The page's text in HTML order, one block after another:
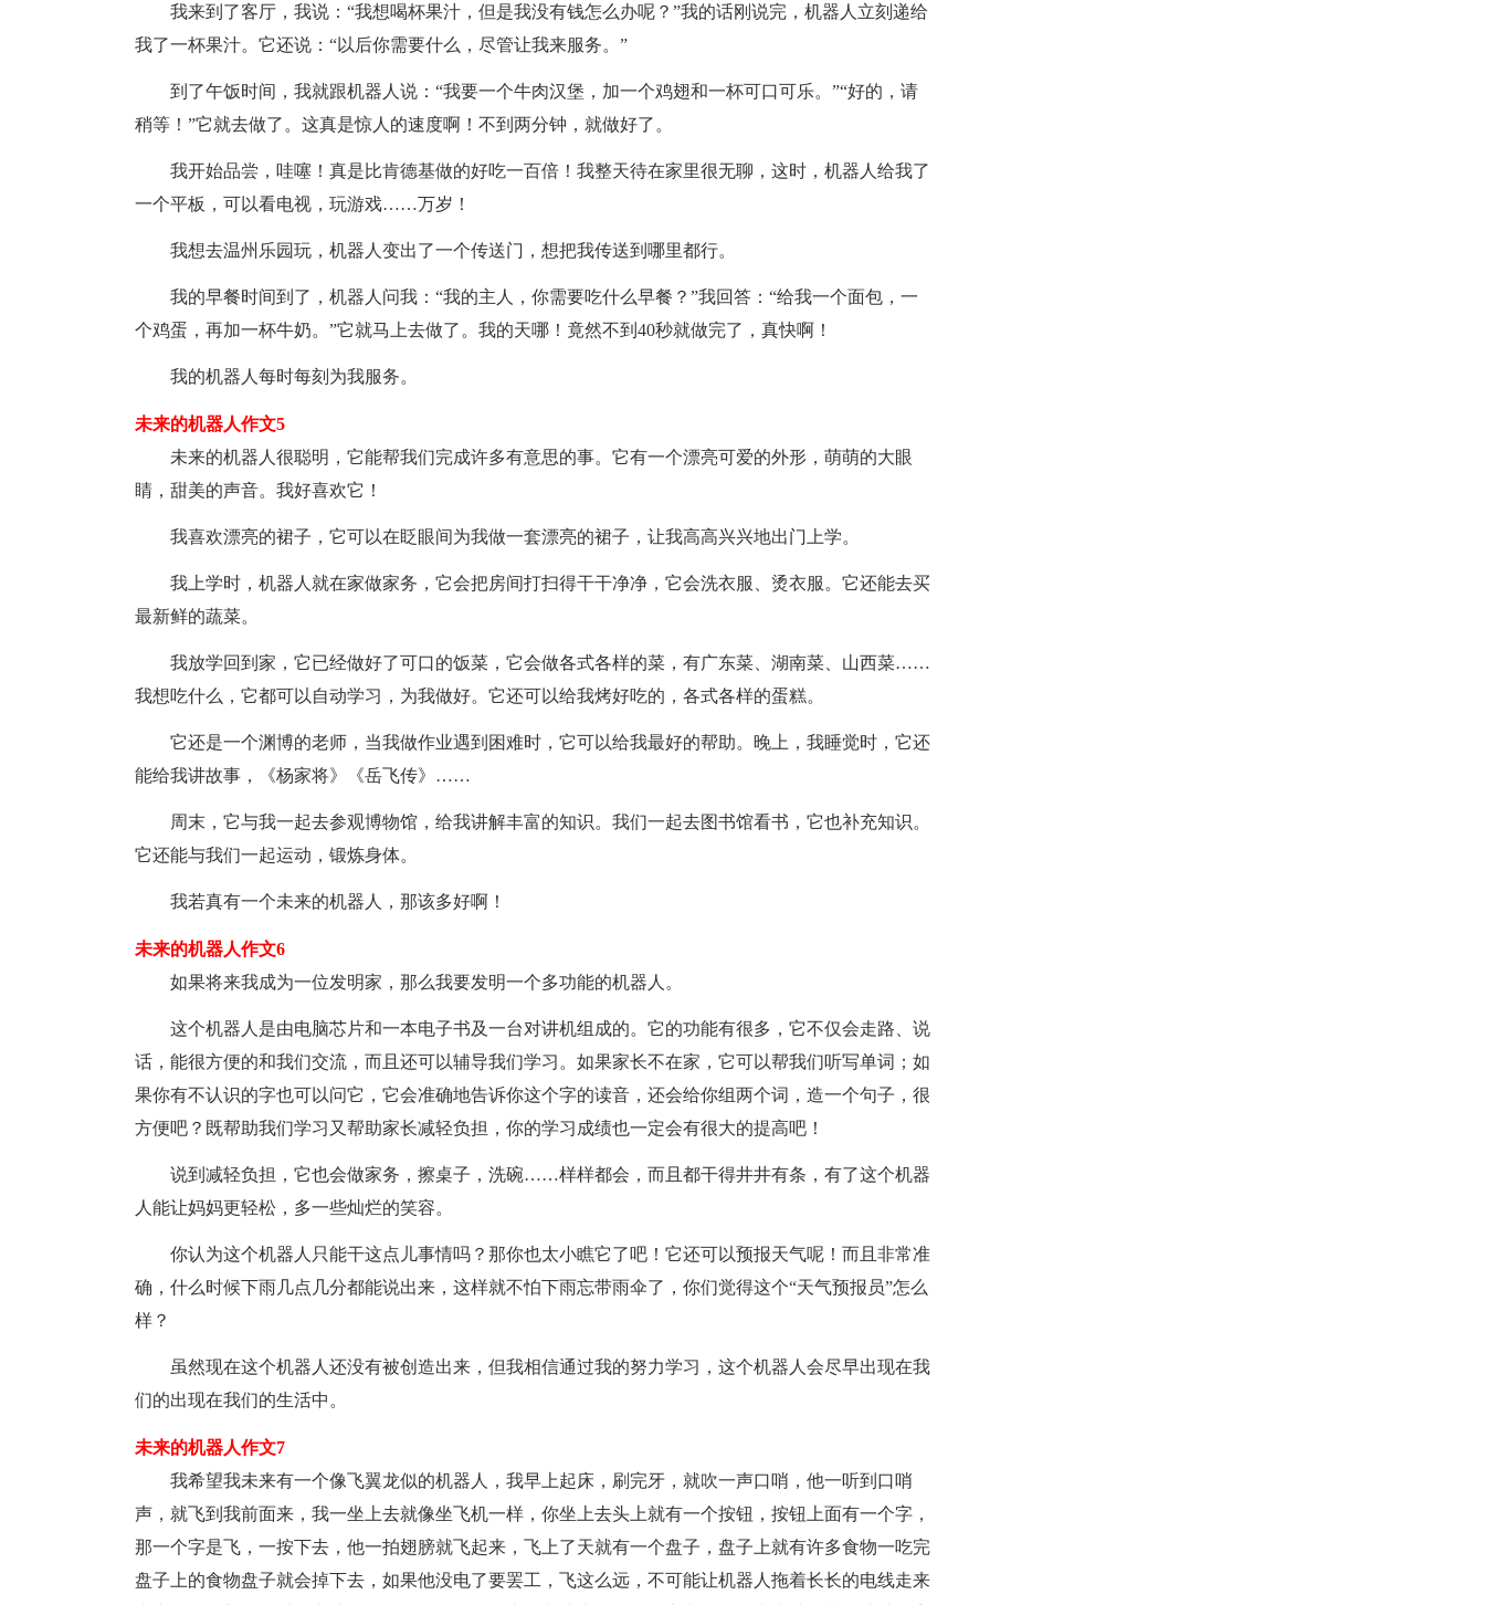
我来到了客厅，我说：“我想喝杯果汁，但是我没有钱怎么办呢？”我的话刚说完，机器人立刻递给
我了一杯果汁。它还说：“以后你需要什么，尽管让我来服务。”
到了午饭时间，我就跟机器人说：“我要一个牛肉汉堡，加一个鸡翅和一杯可口可乐。”“好的，请
稍等！”它就去做了。这真是惊人的速度啊！不到两分钟，就做好了。
我开始品尝，哇噻！真是比肯德基做的好吃一百倍！我整天待在家里很无聊，这时，机器人给我了
一个平板，可以看电视，玩游戏……万岁！
我想去温州乐园玩，机器人变出了一个传送门，想把我传送到哪里都行。
我的早餐时间到了，机器人问我：“我的主人，你需要吃什么早餐？”我回答：“给我一个面包，一
个鸡蛋，再加一杯牛奶。”它就马上去做了。我的天哪！竟然不到40秒就做完了，真快啊！
我的机器人每时每刻为我服务。
未来的机器人作文5
未来的机器人很聪明，它能帮我们完成许多有意思的事。它有一个漂亮可爱的外形，萌萌的大眼
睛，甜美的声音。我好喜欢它！
我喜欢漂亮的裙子，它可以在眨眼间为我做一套漂亮的裙子，让我高高兴兴地出门上学。
我上学时，机器人就在家做家务，它会把房间打扫得干干净净，它会洗衣服、烫衣服。它还能去买
最新鲜的蔬菜。
我放学回到家，它已经做好了可口的饭菜，它会做各式各样的菜，有广东菜、湖南菜、山西菜……
我想吃什么，它都可以自动学习，为我做好。它还可以给我烤好吃的，各式各样的蛋糕。
它还是一个渊博的老师，当我做作业遇到困难时，它可以给我最好的帮助。晚上，我睡觉时，它还
能给我讲故事，《杨家将》《岳飞传》……
周末，它与我一起去参观博物馆，给我讲解丰富的知识。我们一起去图书馆看书，它也补充知识。
它还能与我们一起运动，锻炼身体。
我若真有一个未来的机器人，那该多好啊！
未来的机器人作文6
如果将来我成为一位发明家，那么我要发明一个多功能的机器人。
这个机器人是由电脑芯片和一本电子书及一台对讲机组成的。它的功能有很多，它不仅会走路、说
话，能很方便的和我们交流，而且还可以辅导我们学习。如果家长不在家，它可以帮我们听写单词；如
果你有不认识的字也可以问它，它会准确地告诉你这个字的读音，还会给你组两个词，造一个句子，很
方便吧？既帮助我们学习又帮助家长减轻负担，你的学习成绩也一定会有很大的提高吧！
说到减轻负担，它也会做家务，擦桌子，洗碗……样样都会，而且都干得井井有条，有了这个机器
人能让妈妈更轻松，多一些灿烂的笑容。
你认为这个机器人只能干这点儿事情吗？那你也太小瞧它了吧！它还可以预报天气呢！而且非常准
确，什么时候下雨几点几分都能说出来，这样就不怕下雨忘带雨伞了，你们觉得这个“天气预报员”怎么
样？
虽然现在这个机器人还没有被创造出来，但我相信通过我的努力学习，这个机器人会尽早出现在我
们的出现在我们的生活中。
未来的机器人作文7
我希望我未来有一个像飞翼龙似的机器人，我早上起床，刷完牙，就吹一声口哨，他一听到口哨
声，就飞到我前面来，我一坐上去就像坐飞机一样，你坐上去头上就有一个按钮，按钮上面有一个字，
那一个字是飞，一按下去，他一拍翅膀就飞起来，飞上了天就有一个盘子，盘子上就有许多食物一吃完
盘子上的食物盘子就会掉下去，如果他没电了要罢工，飞这么远，不可能让机器人拖着长长的电线走来